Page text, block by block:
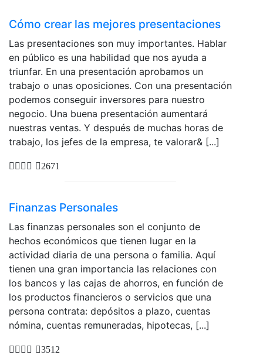
Cómo crear las mejores presentaciones
Las presentaciones son muy importantes. Hablar
en público es una habilidad que nos ayuda a
triunfar. En una presentación aprobamos un
trabajo o unas oposiciones. Con una presentación
podemos conseguir inversores para nuestro
negocio. Una buena presentación aumentará
nuestras ventas. Y después de muchas horas de
trabajo, los jefes de la empresa, te valorar& [...]
2671
Finanzas Personales
Las finanzas personales son el conjunto de
hechos económicos que tienen lugar en la
actividad diaria de una persona o familia. Aquí
tienen una gran importancia las relaciones con
los bancos y las cajas de ahorros, en función de
los productos financieros o servicios que una
persona contrata: depósitos a plazo, cuentas
nómina, cuentas remuneradas, hipotecas, [...]
3512